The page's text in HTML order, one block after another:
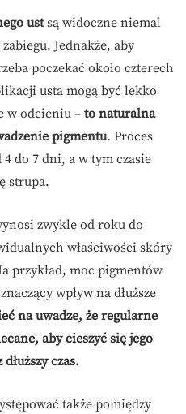
ustsą widoczne niemal
Jednakże, aby
poczekać około czterech
usta mogą być lekko
w odcieniu – to naturalna
pigmentu. Proces
4 do 7 dni, a w tym czasie
strupa.
zwykle od roku do
właściwości skóry
przykład, moc pigmentów
wpływ na dłuższe
na uwadze, że regularne
aby cieszyć się jego
czas.
także pomiędzy